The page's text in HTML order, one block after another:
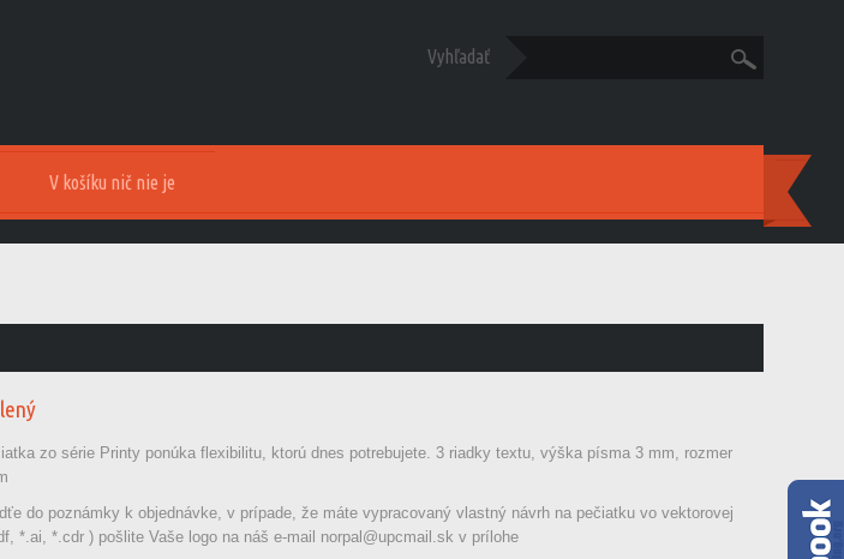
Vyhľadať
V košíku nič nie je
zo série Printy ponúka flexibilitu, ktorú dnes potrebujete. 3 riadky textu, výška písma 3 mm, rozmer
do poznámky k objednávke, v prípade, že máte vypracovaný vlastný návrh na pečiatku vo vektorovej
*.ai, *.cdr ) pošlite Vaše logo na náš e-mail norpal@upcmail.sk v prílohe